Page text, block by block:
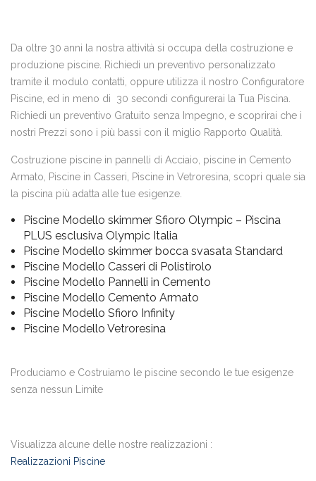
Da oltre 30 anni la nostra attività si occupa della costruzione e
produzione piscine. Richiedi un preventivo personalizzato
tramite il modulo contatti, oppure utilizza il nostro Configuratore
Piscine, ed in meno di 30 secondi configurerai la Tua Piscina.
Richiedi un preventivo Gratuito senza Impegno, e scoprirai che i
nostri Prezzi sono i più bassi con il miglio Rapporto Qualità.
Costruzione piscine in pannelli di Acciaio, piscine in Cemento
Armato, Piscine in Casseri, Piscine in Vetroresina, scopri quale sia
la piscina più adatta alle tue esigenze.
Piscine Modello skimmer Sfioro Olympic – Piscina
PLUS esclusiva Olympic Italia
Piscine Modello skimmer bocca svasata Standard
Piscine Modello Casseri di Polistirolo
Piscine Modello Pannelli in Cemento
Piscine Modello Cemento Armato
Piscine Modello Sfioro Infinity
Piscine Modello Vetroresina
Produciamo e Costruiamo le piscine secondo le tue esigenze
senza nessun Limite
Visualizza alcune delle nostre realizzazioni :
Realizzazioni Piscine